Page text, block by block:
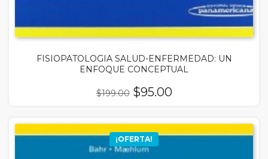
FISIOPATOLOGIA SALUD-ENFERMEDAD: UN
ENFOQUE CONCEPTUAL
$199.00 El
original
era:
$199.00.
$95.00El
actual
es:
¡OFERTA!